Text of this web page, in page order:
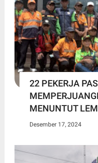
22 PEKERJA
MENUNTUT
Desember 17, 2024